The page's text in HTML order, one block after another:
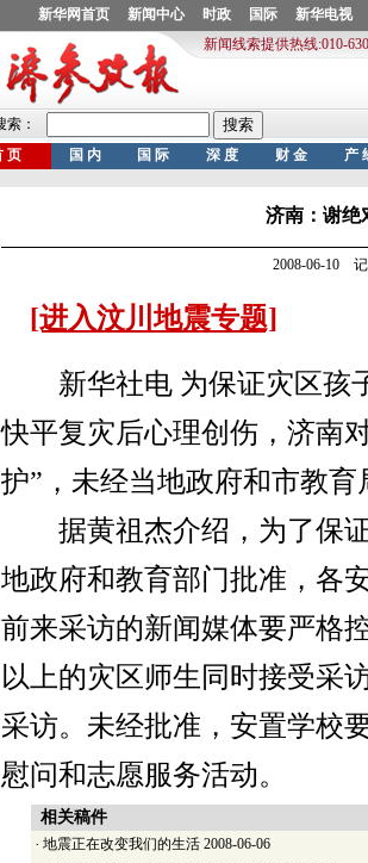
济南：谢绝
2008-06-10
[进入汶川地震专题]
新华社电 为保证灾区孩
快平复灾后心理创伤，济南
护”，未经当地政府和市教
据黄祖杰介绍，为了保证
地政府和教育部门批准，各
前来采访的新闻媒体要严格
以上的灾区师生同时接受采
采访。未经批准，安置学校
慰问和志愿服务活动。
相关稿件
· 地震正在改变我们的生活 2008-06-06